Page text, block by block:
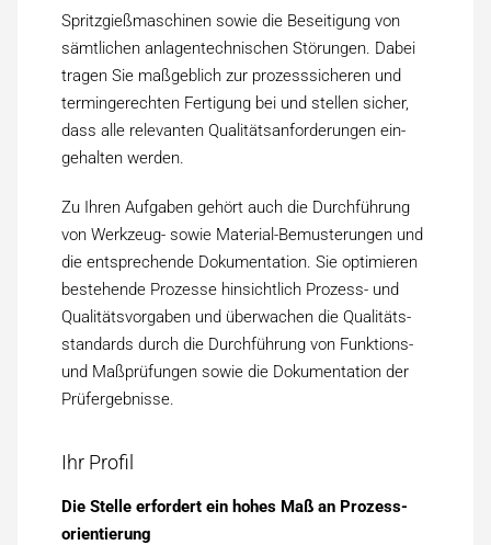
Spritzgieß­maschinen sowie die Beseitigung von
sämtlichen anlagen­technischen Störungen. Dabei
tragen Sie maßgeblich zur prozess­sicheren und
termin­gerechten Fertigung bei und stellen sicher,
dass alle relevanten Qualitäts­anforderungen ein­
gehalten werden.
Zu Ihren Aufgaben gehört auch die Durchführung
von Werkzeug- sowie Material-Be­musterungen und
die entsprechende Dokumentation. Sie optimieren
bestehende Prozesse hinsichtlich Prozess- und
Qualitäts­vorgaben und überwachen die Qualitäts­
standards durch die Durchführung von Funktions-
und Maß­prüfungen sowie die Dokumentation der
Prüf­ergebnisse.
Ihr Profil
Die Stelle erfordert ein hohes Maß an Prozess­
orientierung